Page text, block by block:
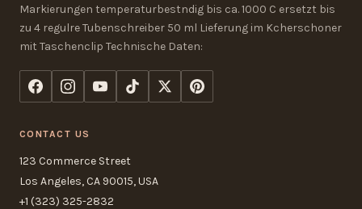
Markierungen temperaturbestndig bis ca. 1000 C ersetzt bis
zu 4 regulre Tubenschreiber 50 ml Lieferung im Kcherschoner
mit Taschenclip Technische Daten:
CONTACT US
123 Commerce Street
Los Angeles, CA 90015, USA
+1 (323) 325-2832